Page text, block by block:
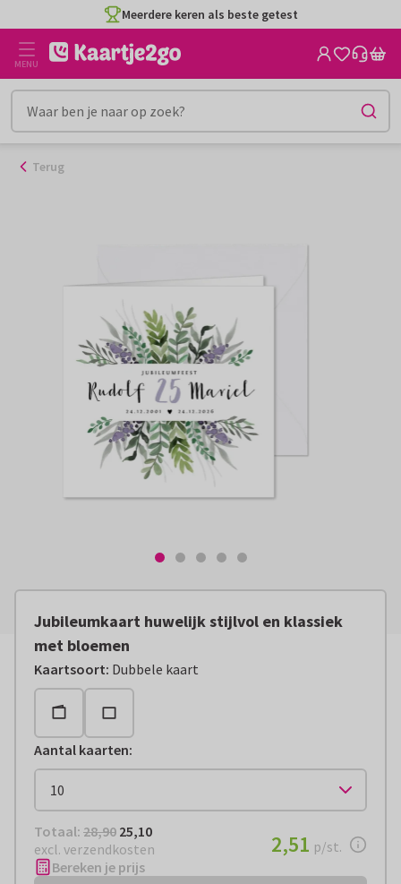
naar
inhoud
Meerdere keren als beste getest
MENU
Terug
Jubileumkaart huwelijk stijlvol en klassiek
met bloemen
Kaartsoort: Dubbele kaart
Aantal kaarten:
Totaal: € 25,10
Totaal: 28,90 25,10
excl. verzendkosten
€ 2,51 per stuk
2,51 p/st.
Bereken je prijs